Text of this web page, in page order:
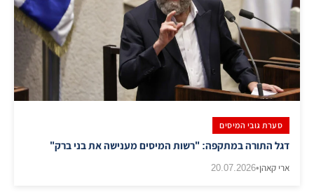
סערת גובי המיסים
דגל התורה במתקפה: "רשות המיסים מענישה את בני ברק"
ארי קאהן•
20.07.2026